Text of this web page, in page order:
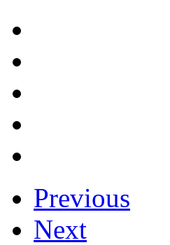
Previous
Next